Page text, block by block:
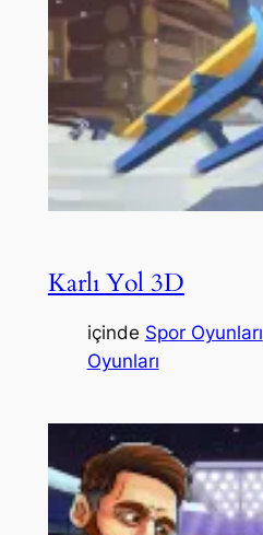
Karlı Yol 3D
içinde Spor Oyunları
Oyunları